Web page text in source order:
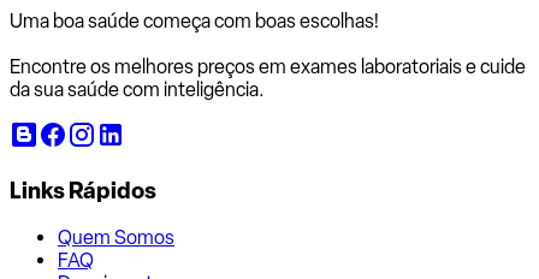
Uma boa saúde começa com boas escolhas!
Encontre os melhores preços em exames laboratoriais e cuide
da sua saúde com inteligência.
Links Rápidos
Quem Somos
FAQ